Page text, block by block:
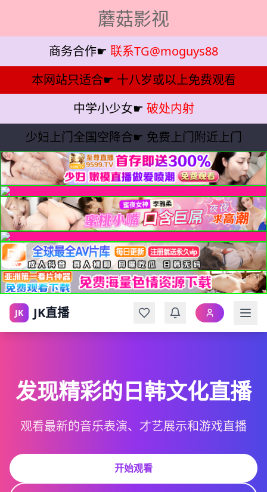
蘑菇影视
商务合作☛ 联系TG@moguys88
本网站只适合☛ 十八岁或以上免费观看
中学小少女☛ 破处内射
少妇上门全国空降合☛ 免费上门附近上门
JK JK直播
发现精彩的日韩文化直播
观看最新的音乐表演、才艺展示和游戏直播
开始观看